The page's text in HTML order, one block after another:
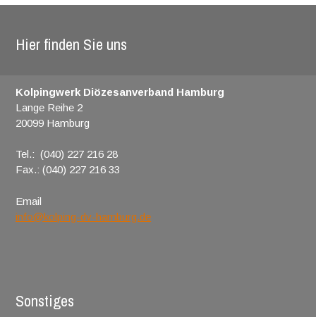
Hier finden Sie uns
Kolpingwerk Diözesanverband Hamburg
Lange Reihe 2
20099 Hamburg
Tel.: (040) 227 216 28
Fax.: (040) 227 216 33
Email
info@kolping-dv-hamburg.de
Sonstiges